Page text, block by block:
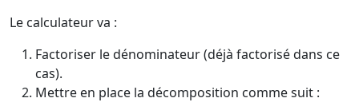
Le calculateur va :
Factoriser le dénominateur (déjà factorisé dans ce
cas).
Mettre en place la décomposition comme suit :